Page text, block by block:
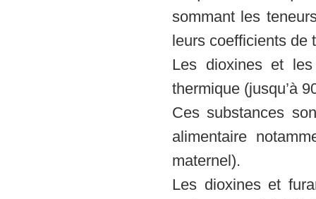
sommant les
leurs coefficients de
Les dioxines et
thermique (jusqu’à
Ces substances
alimentaire
maternel).
Les dioxines et